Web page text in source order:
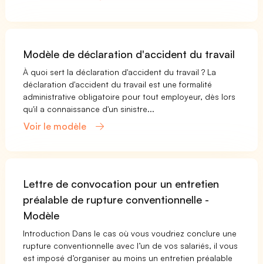
Modèle de déclaration d'accident du travail
À quoi sert la déclaration d'accident du travail ? La
déclaration d'accident du travail est une formalité
administrative obligatoire pour tout employeur, dès lors
qu'il a connaissance d'un sinistre...
Voir le modèle
Lettre de convocation pour un entretien
préalable de rupture conventionnelle -
Modèle
Introduction Dans le cas où vous voudriez conclure une
rupture conventionnelle avec l’un de vos salariés, il vous
est imposé d’organiser au moins un entretien préalable